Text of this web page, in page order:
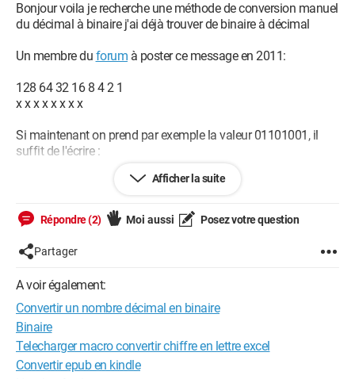
Bonjour voila je recherche une méthode de conversion manuel
du décimal à binaire j'ai déjà trouver de binaire à décimal
Un membre du forum à poster ce message en 2011:
128 64 32 16 8 4 2 1
x x x x x x x x
Si maintenant on prend par exemple la valeur 01101001, il
suffit de l'écrire :
Il ne reste plus qu'à faire la somme des valeurs décimales
pour lesquelles le bit est égal à 1, donc 64+32+8+1=105.
Pareil dans le sens inverse évidemment
Qu'entend t'il par le sens inverse ? Merci
excusez moi si je me suis tromper de section
Afficher la suite
Répondre (2) Moi aussi Posez votre question
Partager
A voir également:
Convertir un nombre décimal en binaire
Binaire
Telecharger macro convertir chiffre en lettre excel
Convertir epub en kindle